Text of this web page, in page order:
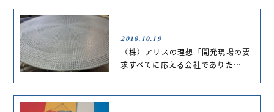
2018.10.19
（株）アリスの理想「開発現場の要
求すべてに応える会社でありた…